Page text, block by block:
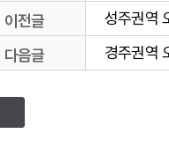
이전글
성주권역
다음글
경주권역